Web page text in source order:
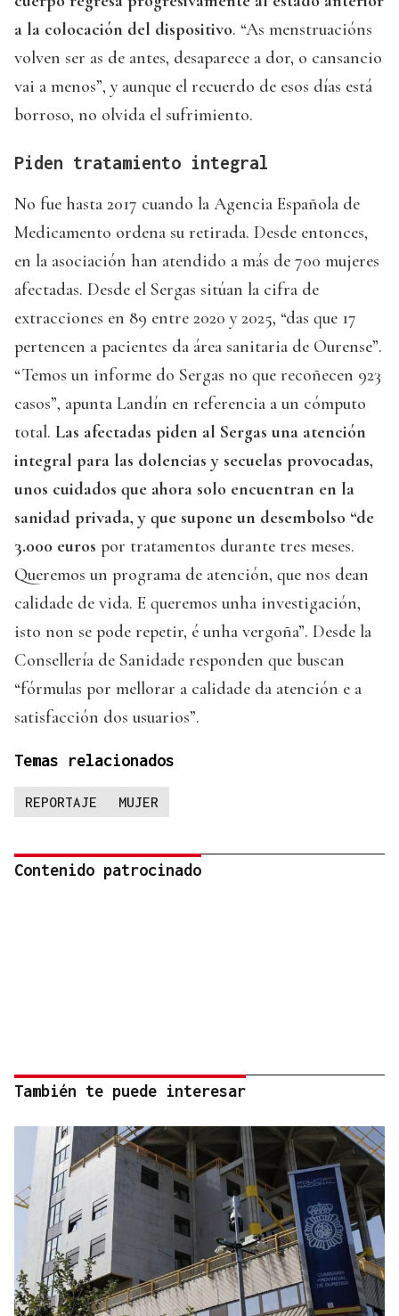
a la colocación del dispositivo. “As menstruacións
volven ser as de antes, desaparece a dor, o cansancio
vai a menos”, y aunque el recuerdo de esos días está
borroso, no olvida el sufrimiento.
Piden tratamiento integral
No fue hasta 2017 cuando la Agencia Española de
Medicamento ordena su retirada. Desde entonces,
en la asociación han atendido a más de 700 mujeres
afectadas. Desde el Sergas sitúan la cifra de
extracciones en 89 entre 2020 y 2025, “das que 17
pertencen a pacientes da área sanitaria de Ourense”.
“Temos un informe do Sergas no que recoñecen 923
casos”, apunta Landín en referencia a un cómputo
total. Las afectadas piden al Sergas una atención
integral para las dolencias y secuelas provocadas,
unos cuidados que ahora solo encuentran en la
sanidad privada, y que supone un desembolso “de
3.000 euros por tratamentos durante tres meses.
Queremos un programa de atención, que nos dean
calidade de vida. E queremos unha investigación,
isto non se pode repetir, é unha vergoña”. Desde la
Consellería de Sanidade responden que buscan
“fórmulas por mellorar a calidade da atención e a
satisfacción dos usuarios”.
Temas relacionados
REPORTAJE MUJER
Contenido patrocinado
También te puede interesar